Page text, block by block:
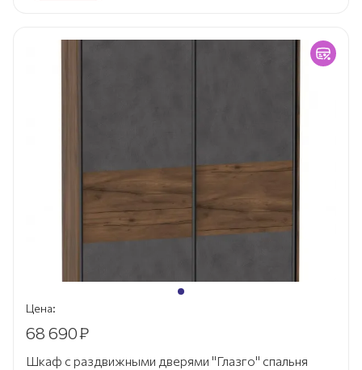
Цена:
68 690₽
Шкаф с раздвижными дверями "Глазго" спальня